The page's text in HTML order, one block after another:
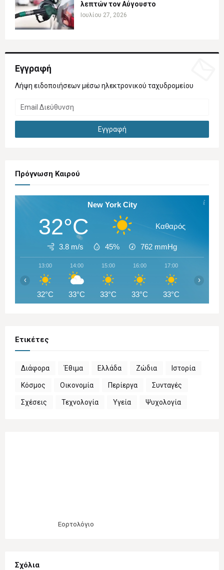
λεπτών τον Αύγουστο
Ιουλίου 27, 2026
Εγγραφή
Λήψη ειδοποιήσεων μέσω ηλεκτρονικού ταχυδρομείου
Πρόγνωση Καιρού
New York City
32°C Καθαρός
3.8 m/s 45% 762 mmHg
13:00
32°C
14:00
33°C
15:00
33°C
16:00
33°C
17:00
33°C
‹ ›
Ετικέτες
Διάφορα Έθιμα Ελλάδα Ζώδια Ιστορία
Κόσμος Οικονομία Περίεργα Συνταγές
Σχέσεις Τεχνολογία Υγεία Ψυχολογία
Εορτολόγιο
Σχόλια